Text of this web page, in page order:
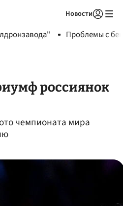
Новости
Проблемы с
россиянок
чемпионата мира